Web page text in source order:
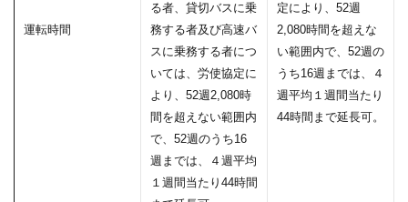
運転時間
る者、貸切バスに乗
務する者及び高速バ
スに乗務する者につ
いては、労使協定に
より、52週2,080時
間を超えない範囲内
で、52週のうち16
週までは、４週平均
１週間当たり44時間
定により、52週
2,080時間を超えな
い範囲内で、52週の
うち16週までは、４
週平均１週間当たり
44時間まで延長可。